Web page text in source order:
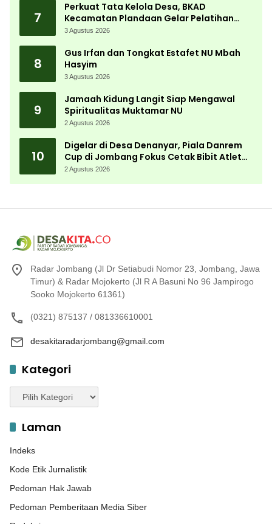
7
Perkuat Tata Kelola Desa, BKAD
Kecamatan Plandaan Gelar Pelatihan
Aparatur Pemdes
3 Agustus 2026
8
Gus Irfan dan Tongkat Estafet NU Mbah
Hasyim
3 Agustus 2026
9
Jamaah Kidung Langit Siap Mengawal
Spiritualitas Muktamar NU
2 Agustus 2026
10
Digelar di Desa Denanyar, Piala Danrem
Cup di Jombang Fokus Cetak Bibit Atlet
Menembak Berprestasi
2 Agustus 2026
Radar Jombang (Jl Dr Setiabudi Nomor 23, Jombang, Jawa
Timur) & Radar Mojokerto (Jl R A Basuni No 96 Jampirogo
Sooko Mojokerto 61361)
(0321) 875137 / 081336610001
desakitaradarjombang@gmail.com
Kategori
Kategori
Laman
Indeks
Kode Etik Jurnalistik
Pedoman Hak Jawab
Pedoman Pemberitaan Media Siber